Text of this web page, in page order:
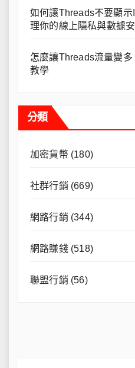
如何讓Threads不要顯
理你的線上隱私與數據
怎麼讓Threads流量變
教學
分類
加密貨幣(180)
社群行銷 (669)
網路行銷 (344)
網路賺錢(518)
聯盟行銷 (56)